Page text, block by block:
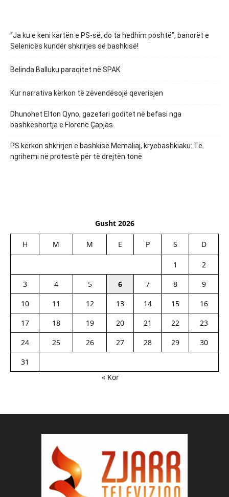
“Ja ku e keni kartën e PS-së, do ta hedhim poshtë”, banorët e
Selenicës kundër shkrirjes së bashkisë!
Belinda Balluku paraqitet në SPAK
Kur narrativa kërkon të zëvendësojë qeverisjen
Dhunohet Elton Qyno, gazetari goditet në befasi nga
bashkëshortja e Florenc Çapjas
PS kërkon shkrirjen e bashkisë Memaliaj, kryebashkiaku: Të
ngrihemi në protestë për të drejtën tonë
Gusht 2026
H M M E P S D
1
2
3
4 5 6 7 8
9
10
11 12 13 14 15
16
17
18 19 20 21 22
23
24
25 26 27 28 29
30
31
« Kor